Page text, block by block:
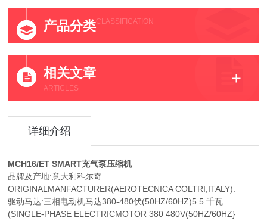
产品分类CLASSIFICATION
相关文章
ARTICLES
详细介绍
MCH16/ET SMART充气泵压缩机
品牌及产地:意大利科尔奇
ORIGINALMANFACTURER(AEROTECNICA COLTRI,ITALY).
驱动马达:三相电动机马达380-480伏(50HZ/60HZ)5.5 千瓦
(SINGLE-PHASE ELECTRICMOTOR 380 480V(50HZ/60HZ}